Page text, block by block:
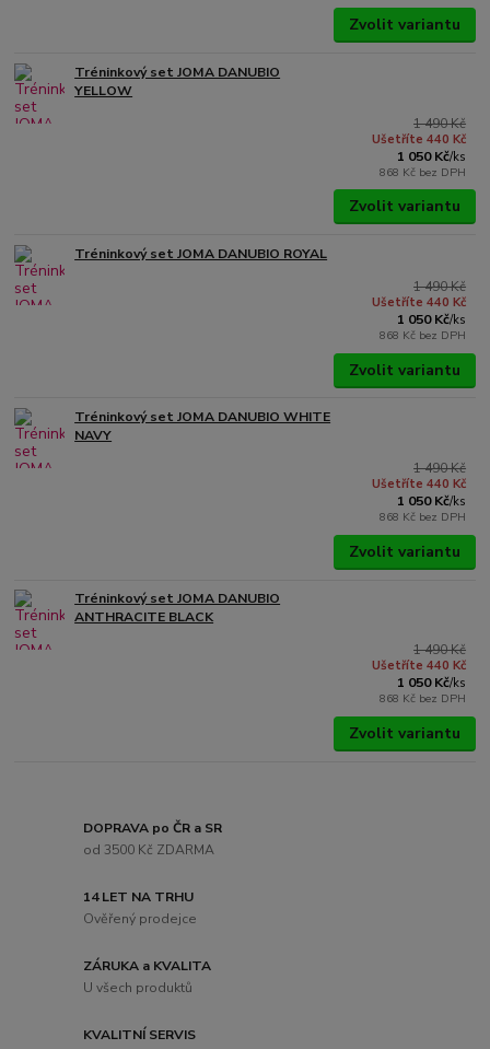
Zvolit variantu
Tréninkový set JOMA DANUBIO
YELLOW
1 490 Kč
Ušetříte 440 Kč
1 050 Kč/ks
868 Kč bez DPH
Zvolit variantu
Tréninkový set JOMA DANUBIO ROYAL
1 490 Kč
Ušetříte 440 Kč
1 050 Kč/ks
868 Kč bez DPH
Zvolit variantu
Tréninkový set JOMA DANUBIO WHITE
NAVY
1 490 Kč
Ušetříte 440 Kč
1 050 Kč/ks
868 Kč bez DPH
Zvolit variantu
Tréninkový set JOMA DANUBIO
ANTHRACITE BLACK
1 490 Kč
Ušetříte 440 Kč
1 050 Kč/ks
868 Kč bez DPH
Zvolit variantu
DOPRAVA po ČR a SR
od 3500 Kč ZDARMA
14 LET NA TRHU
Ověřený prodejce
ZÁRUKA a KVALITA
U všech produktů
KVALITNÍ SERVIS